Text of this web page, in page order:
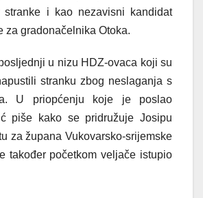
i kao nezavisni kandidat
za gradonačelnika Otoka.
u nizu HDZ-ovaca koji su
stranku zbog neslaganja s
U priopćenju koje je poslao
piše kako se pridružuje Josipu
za župana Vukovarsko-srijemske
također početkom veljače istupio